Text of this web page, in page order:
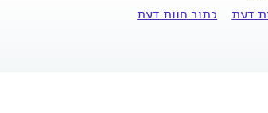
כתוב חוות דעת